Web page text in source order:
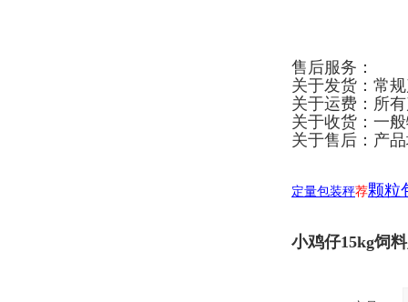
售后服务：
关于发货：常
关于运费：所
关于收货：一
关于售后：产
定量包装秤荐颗粒
小鸡仔15kg饲